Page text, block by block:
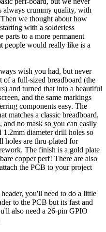
always crummy quality, with
we thought about how
with a solderless
parts to a more permanent
people would really like is a
wish you had, but never
of a full-sized breadboard (the
and turned that into a beautiful
and the same markings
components easy. The
matches a classic breadboard,
no mask so you can easily
1.2mm diameter drill holes so
holes are thru-plated for
The finish is a gold plate
copper perf! There are also
the PCB to your project
you'll need to do a little
to the PCB but its fast and
also need a 26-pin GPIO